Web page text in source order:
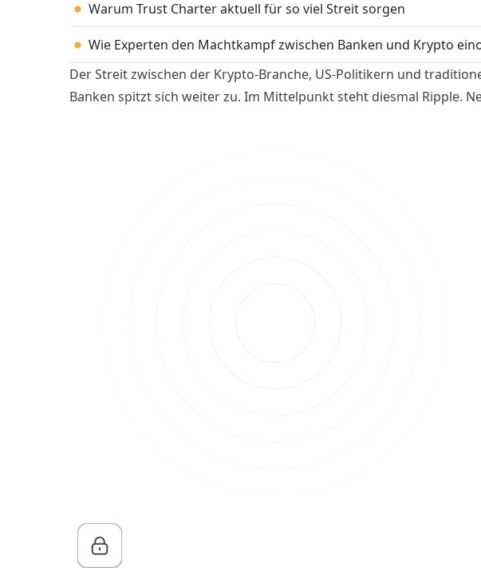
Warum Trust Charter aktuell für so viel Streit sorgen
Wie Experten den Machtkampf zwischen Banken und Krypto
Der Streit zwischen der Krypto-Branche, US-Politikern und
Banken spitzt sich weiter zu. Im Mittelpunkt steht diesmal Ripple.